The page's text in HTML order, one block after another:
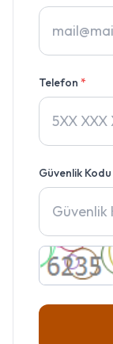
Telefon *
Güvenlik Kodu